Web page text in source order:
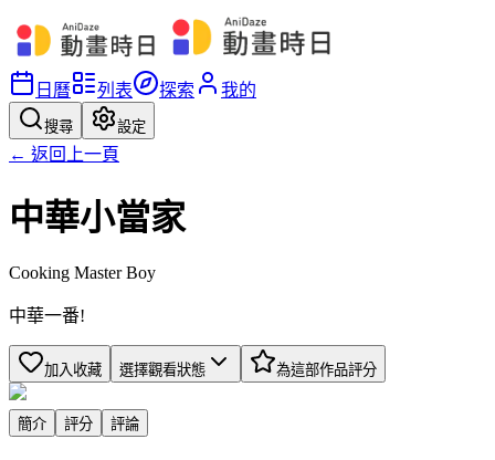
日曆 列表 探索 我的
搜尋 設定
← 返回上一頁
中華小當家
Cooking Master Boy
中華一番!
加入收藏 選擇觀看狀態 為這部作品評分
簡介 評分 評論